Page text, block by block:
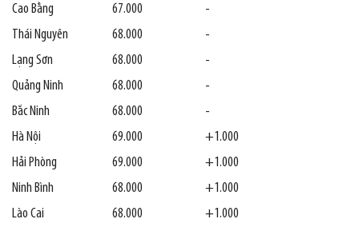
Cao Bằng
67.000
-
Thái Nguyên
68.000
-
Lạng Sơn
68.000
-
Quảng Ninh
68.000
-
Bắc Ninh
68.000
-
Hà Nội
69.000
+1.000
Hải Phòng
69.000
+1.000
Ninh Bình
68.000
+1.000
Lào Cai
68.000
+1.000